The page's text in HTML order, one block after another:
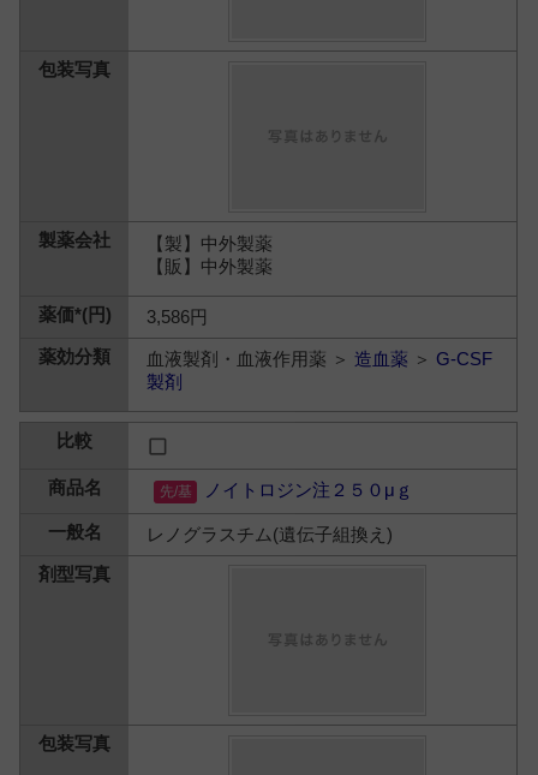
【製】中外製薬
【販】中外製薬
3,586円
血液製剤・血液作用薬 ＞造血薬 ＞ G-CSF
製剤
ノイトロジン注２５０μｇ
レノグラスチム(遺伝子組換え)